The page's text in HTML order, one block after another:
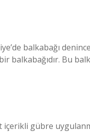
balkabağı
balkabağıdır. Bu
gübre